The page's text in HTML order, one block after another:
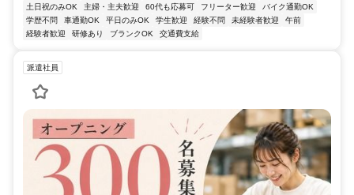
土日祝のみOK
主婦・主夫歓迎 60代も応募可 フリーター歓迎
バイク通勤OK
学歴不問
車通勤OK 平日のみOK 学生歓迎 経験不問 未経験者歓迎
午前
経験者歓迎
研修あり ブランクOK 交通費支給
派遣社員